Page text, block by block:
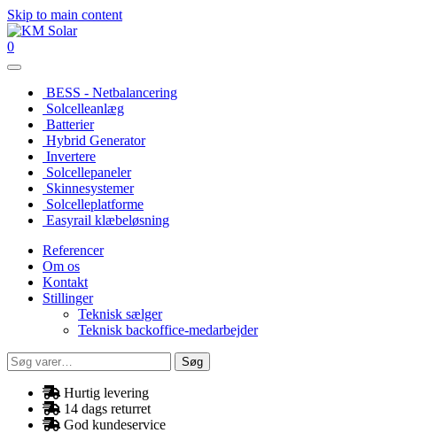
Skip to main content
0
BESS - Netbalancering
Solcelleanlæg
Batterier
Hybrid Generator
Invertere
Solcellepaneler
Skinnesystemer
Solcelleplatforme
Easyrail klæbeløsning
Referencer
Om os
Kontakt
Stillinger
Teknisk sælger
Teknisk backoffice-medarbejder
Søg
efter:
Søg
Hurtig levering
14 dags returret
God kundeservice